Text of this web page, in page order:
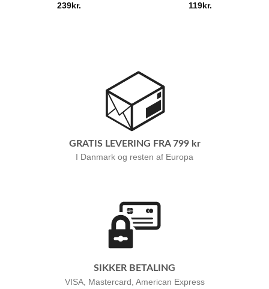
239kr.
119 kr.
GRATIS LEVERING FRA 799 kr
I Danmark og resten af Europa
SIKKER BETALING
VISA, Mastercard, American Express